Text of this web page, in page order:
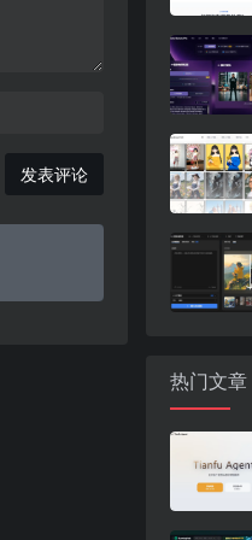
发表评论
热门文章